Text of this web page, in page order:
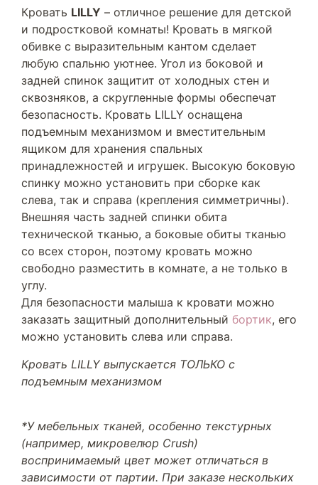
Кровать LILLY – отличное решение для детской
и подростковой комнаты! Кровать в мягкой
обивке с выразительным кантом сделает
любую спальню уютнее. Угол из боковой и
задней спинок защитит от холодных стен и
сквозняков, а скругленные формы обеспечат
безопасность. Кровать LILLY оснащена
подъемным механизмом и вместительным
ящиком для хранения спальных
принадлежностей и игрушек. Высокую боковую
спинку можно установить при сборке как
слева, так и справа (крепления симметричны).
Внешняя часть задней спинки обита
технической тканью, а боковые обиты тканью
со всех сторон, поэтому кровать можно
свободно разместить в комнате, а не только в
углу.
Для безопасности малыша к кровати можно
заказать защитный дополнительный бортик, его
можно установить слева или справа.
Кровать LILLY выпускается ТОЛЬКО с
подъемным механизмом
*У мебельных тканей, особенно текстурных
(например, микровелюр Crush)
воспринимаемый цвет может отличаться в
зависимости от партии. При заказе нескольких